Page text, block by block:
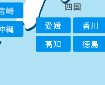
四国
愛媛
香川
高知
徳島
崎
縄